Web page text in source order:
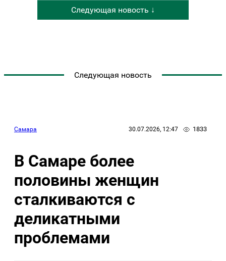
Следующая новость ↓
Следующая новость
Самара 30.07.2026, 12:47 1833
В Самаре более
половины женщин
сталкиваются с
деликатными
проблемами